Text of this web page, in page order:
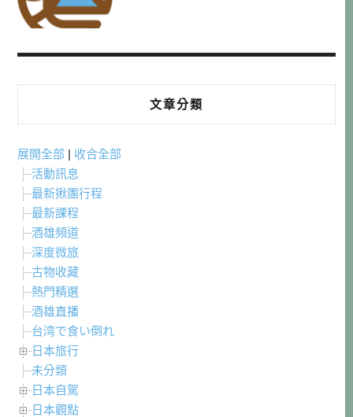
文章分類
展開全部 | 收合全部
活動訊息
最新揪團行程
最新課程
酒雄頻道
深度微旅
古物收藏
熱門精選
酒雄直播
台湾で食い倒れ
日本旅行
未分類
日本自駕
日本觀點